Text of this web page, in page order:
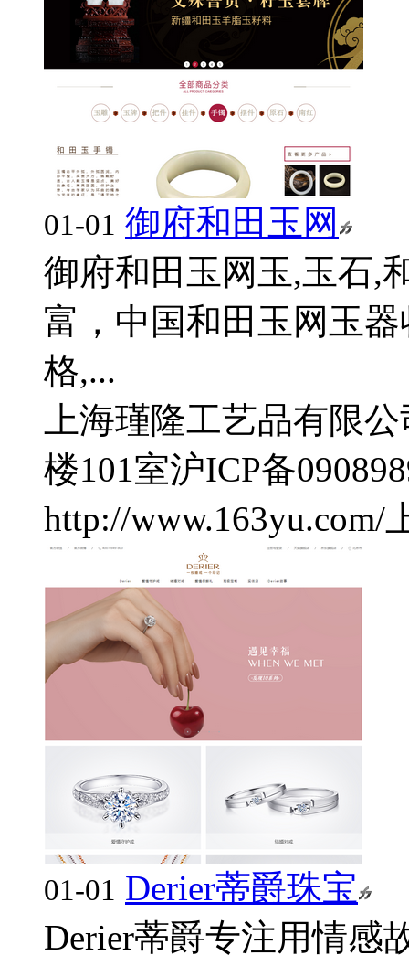
01-01 御府和田玉网
御府和田玉网玉,玉石,
富，中国和田玉网玉
格,...
上海瑾隆工艺品有限
楼101室沪ICP备
http://www.163yu.com/
01-01 Derier蒂爵珠宝
Derier蒂爵专注用情感